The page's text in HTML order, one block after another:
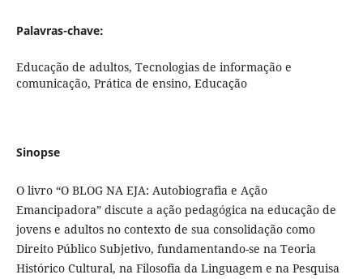
Palavras-chave:
Educação de adultos, Tecnologias de informação e
comunicação, Prática de ensino, Educação
Sinopse
O livro “O BLOG NA EJA: Autobiografia e Ação
Emancipadora” discute a ação pedagógica na educação de
jovens e adultos no contexto de sua consolidação como
Direito Público Subjetivo, fundamentando-se na Teoria
Histórico Cultural, na Filosofia da Linguagem e na Pesquisa